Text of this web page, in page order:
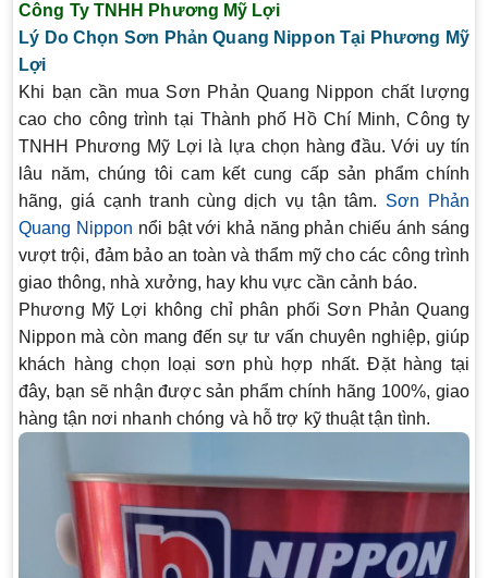
Công Ty TNHH Phương Mỹ Lợi
Lý Do Chọn Sơn Phản Quang Nippon Tại Phương Mỹ
Lợi
Khi bạn cần mua Sơn Phản Quang Nippon chất lượng
cao cho công trình tại Thành phố Hồ Chí Minh, Công ty
TNHH Phương Mỹ Lợi là lựa chọn hàng đầu. Với uy tín
lâu năm, chúng tôi cam kết cung cấp sản phẩm chính
hãng, giá cạnh tranh cùng dịch vụ tận tâm. Sơn Phản
Quang Nippon nổi bật với khả năng phản chiếu ánh sáng
vượt trội, đảm bảo an toàn và thẩm mỹ cho các công trình
giao thông, nhà xưởng, hay khu vực cần cảnh báo.
Phương Mỹ Lợi không chỉ phân phối Sơn Phản Quang
Nippon mà còn mang đến sự tư vấn chuyên nghiệp, giúp
khách hàng chọn loại sơn phù hợp nhất. Đặt hàng tại
đây, bạn sẽ nhận được sản phẩm chính hãng 100%, giao
hàng tận nơi nhanh chóng và hỗ trợ kỹ thuật tận tình.